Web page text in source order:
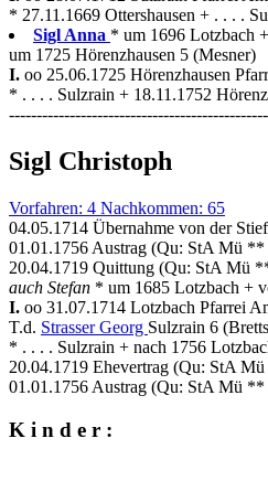
* 27.11.1669 Ottershausen + . . . .
Sigl Anna * um 1696 Lotzbach
um 1725 Hörenzhausen 5 (Mesner)
I. oo 25.06.1725 Hörenzhausen
* . . . . Sulzrain + 18.11.1752
Sigl Christoph
Vorfahren: 4 Nachkommen: 65
04.05.1714 Übernahme von der
01.01.1756 Austrag (Qu: StA Mü **
20.04.1719 Quittung (Qu: StA Mü
auch Stefan * um 1685 Lotzbach +
I. oo 31.07.1714 Lotzbach Pfarrei
T.d. Strasser Georg Sulzrain 6
* . . . . Sulzrain + nach 1756
20.04.1719 Ehevertrag (Qu: StA
01.01.1756 Austrag (Qu: StA Mü **
K i n d e r :